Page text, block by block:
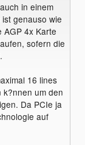
in einem
genauso wie
AGP 4x Karte
sofern die
16 lines
k?nnen um den
Da PCIe ja
auf